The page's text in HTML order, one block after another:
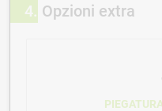
4 Opzioni extra